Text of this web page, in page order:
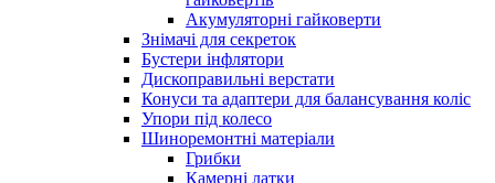
Акумуляторні гайковерти
Знімачі для секреток
Бустери інфлятори
Дископравильні верстати
Конуси та адаптери для балансування коліс
Упори під колесо
Шиноремонтні матеріали
Грибки
Камерні латки